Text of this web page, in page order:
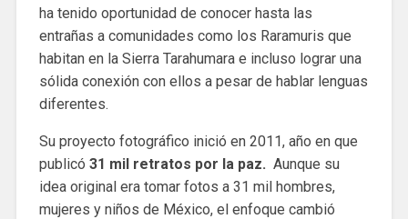
ha tenido oportunidad de conocer hasta las
entrañas a comunidades como los Raramuris que
habitan en la Sierra Tarahumara e incluso lograr una
sólida conexión con ellos a pesar de hablar lenguas
diferentes.
Su proyecto fotográfico inició en 2011, año en que
publicó 31 mil retratos por la paz. Aunque su
idea original era tomar fotos a 31 mil hombres,
mujeres y niños de México, el enfoque cambió